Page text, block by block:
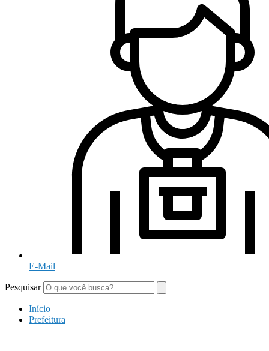
E-Mail
Pesquisar
Início
Prefeitura